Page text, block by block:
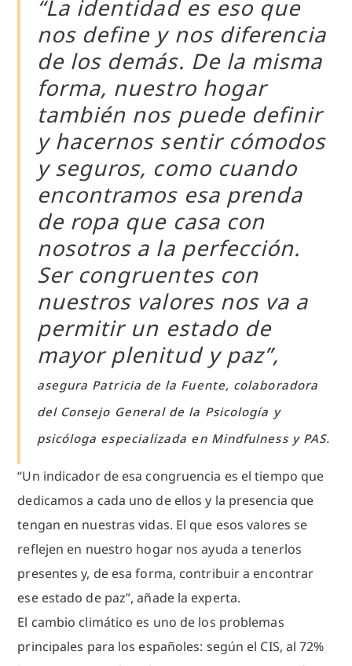
“La identidad es eso que
nos define y nos diferencia
de los demás. De la misma
forma, nuestro hogar
también nos puede definir
y hacernos sentir cómodos
y seguros, como cuando
encontramos esa prenda
de ropa que casa con
nosotros a la perfección.
Ser congruentes con
nuestros valores nos va a
permitir un estado de
mayor plenitud y paz”,
asegura Patricia de la Fuente, colaboradora
del Consejo General de la Psicología y
psicóloga especializada en Mindfulness y PAS.
“Un indicador de esa congruencia es el tiempo que
dedicamos a cada uno de ellos y la presencia que
tengan en nuestras vidas. El que esos valores se
reflejen en nuestro hogar nos ayuda a tenerlos
presentes y, de esa forma, contribuir a encontrar
ese estado de paz”, añade la experta.
El cambio climático es uno de los problemas
principales para los españoles: según el CIS, al 72%